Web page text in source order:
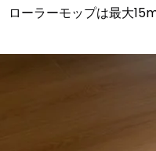
ローラーモップは最大